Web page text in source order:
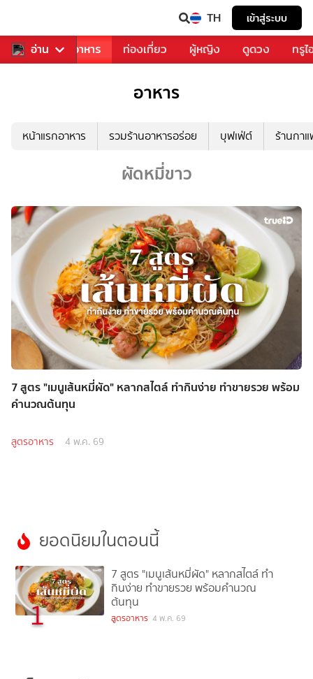
TH เข้าสู่ระบบ
อ่าน
การเพลง อาหาร ท่องเที่ยว ผู้หญิง ดูดวง ทรู
อาหาร
หน้าแรกอาหาร รวมร้านอาหารอร่อย บุฟเฟ่ต์ ร้านกา
ผัดหมี่ขาว
7 สูตร "เมนูเส้นหมี่ผัด" หลากสไตล์ ทำกินง่าย ทำขายรวย พร้อม
คำนวณต้นทุน
สูตรอาหาร 4 พ.ค. 69
ยอดนิยมในตอนนี้
1
7 สูตร "เมนูเส้นหมี่ผัด" หลากสไตล์ ทำ
กินง่าย ทำขายรวย พร้อมคำนวณ
ต้นทุน
สูตรอาหาร 4 พ.ค. 69